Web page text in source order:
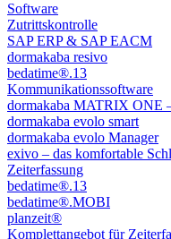
Software
Zutrittskontrolle
SAP ERP & SAP EACM
dormakaba resivo
bedatime®.13
Kommunikationssoftware
dormakaba MATRIX ONE
dormakaba evolo smart
dormakaba evolo Manager
exivo – das komfortable
Zeiterfassung
bedatime®.13
bedatime®.MOBI
planzeit®
Komplettangebot für